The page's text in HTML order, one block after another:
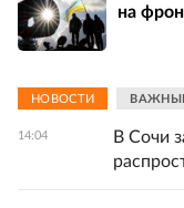
на
НОВОСТИ
14:04
В Сочи